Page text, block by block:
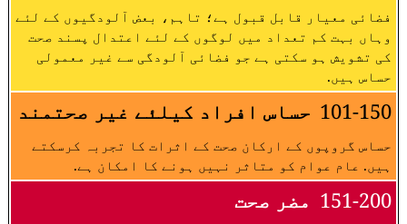
فضائی معیار قابل قبول ہے؛ تاہم، بعض آلودگیوں کے لئے
وہاں بہت کم تعداد میں لوگوں کے لئے اعتدال پسند صحت
کی تشویش ہو سکتی ہے جو فضائی آلودگی سے غیر معمولی
حساس ہیں.
101-150 حساس افراد کیلئے غیر صحتمند
حساس گروپوں کے ارکان صحت کے اثرات کا تجربہ کرسکتے
ہیں. عام عوام کو متاثر نہیں ہونے کا امکان ہے.
151-200 مضر صحت